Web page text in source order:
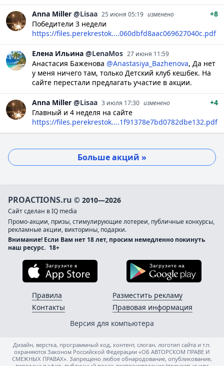
Anna Miller @Lisaa 25 июня 05:19 изменено
+8
Победители 3 недели
https://files.perekrestok....060dbfd8aac069627040c.pdf
Елена Ильина @LenaMos 27 июня 11:59
Анастасия Баженова @Anastasiya_Bazhenova, Да нет
у меня ничего там, только Детский клуб кешбек. На
сайте перестали предлагать участие в акции.
Anna Miller @Lisaa 3 июля 17:30 изменено
+4
Главный и 4 неделя на сайте
https://files.perekrestok....1f91378e7bd0782dbe132.pdf
Больше акций »
PROACTIONS.ru © 2010—2026
Сайт сделан в IQ media
Промо-акции, призы, стимулирующие лотереи, публичные конкурсы,
рекламные акции, викторины, подарки.
Внимание! Если Вам нет 18 лет, просим немедленно покинуть
наш ресурс. 18+
Загрузите в App Store
Правила
Контакты
Разместить рекламу
Правовая информация
Версия для компьютера
Дизайн, верстка, программный код, контент, слоган, логотип сайта и т.п.
охраняются Законом Российской Федерации «ОБ АВТОРСКОМ ПРАВЕ И
СМЕЖНЫХ ПРАВАХ». Запрещено любое обнародование, опубликование,